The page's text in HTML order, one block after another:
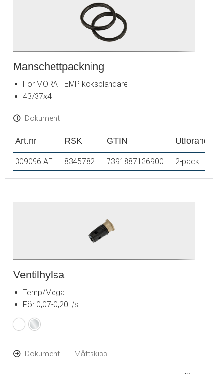
Manschettpackning
För MORA TEMP köksblandare
43/37x4
Dokument
Art.nr RSK GTIN Utförande
309096.AE 8345782 7391887136900 2-pack
Ventilhylsa
Temp/Mega
För 0,07-0,20 l/s
Krom
Dokument Måttskiss